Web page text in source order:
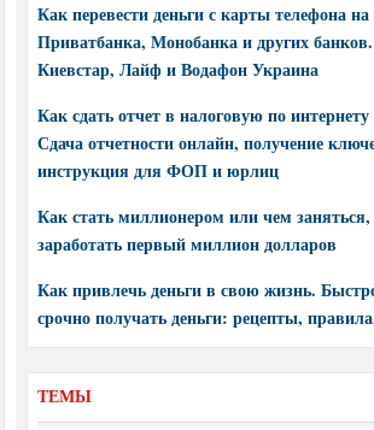
Как перевести деньги с карты телефона
Приватбанка, Монобанка и других
Киевстар, Лайф и Водафон Украина
Как сдать отчет в налоговую по
Сдача отчетности онлайн, получение
инструкция для ФОП и юрлиц
Как стать миллионером или чем
заработать первый миллион долларов
Как привлечь деньги в свою жизнь.
срочно получать деньги: рецепты,
ТЕМЫ